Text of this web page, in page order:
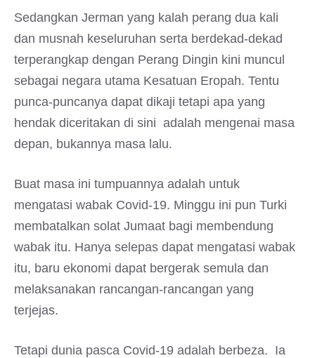
Sedangkan Jerman yang kalah perang dua kali
dan musnah keseluruhan serta berdekad-dekad
terperangkap dengan Perang Dingin kini muncul
sebagai negara utama Kesatuan Eropah. Tentu
punca-puncanya dapat dikaji tetapi apa yang
hendak diceritakan di sini adalah mengenai masa
depan, bukannya masa lalu.
Buat masa ini tumpuannya adalah untuk
mengatasi wabak Covid-19. Minggu ini pun Turki
membatalkan solat Jumaat bagi membendung
wabak itu. Hanya selepas dapat mengatasi wabak
itu, baru ekonomi dapat bergerak semula dan
melaksanakan rancangan-rancangan yang
terjejas.
Tetapi dunia pasca Covid-19 adalah berbeza. Ia